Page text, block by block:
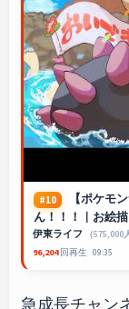
#10
【ポケモ
ん！！！｜お絵
伊東ライフ
（575,000
96,204回再生 09:35
急成長チャン